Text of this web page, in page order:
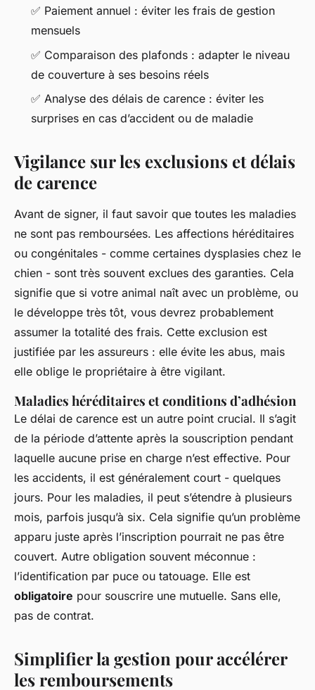
✅ Paiement annuel : éviter les frais de gestion
mensuels
✅ Comparaison des plafonds : adapter le niveau
de couverture à ses besoins réels
✅ Analyse des délais de carence : éviter les
surprises en cas d’accident ou de maladie
Vigilance sur les exclusions et délais
de carence
Avant de signer, il faut savoir que toutes les maladies
ne sont pas remboursées. Les affections héréditaires
ou congénitales - comme certaines dysplasies chez le
chien - sont très souvent exclues des garanties. Cela
signifie que si votre animal naît avec un problème, ou
le développe très tôt, vous devrez probablement
assumer la totalité des frais. Cette exclusion est
justifiée par les assureurs : elle évite les abus, mais
elle oblige le propriétaire à être vigilant.
Maladies héréditaires et conditions d’adhésion
Le délai de carence est un autre point crucial. Il s’agit
de la période d’attente après la souscription pendant
laquelle aucune prise en charge n’est effective. Pour
les accidents, il est généralement court - quelques
jours. Pour les maladies, il peut s’étendre à plusieurs
mois, parfois jusqu’à six. Cela signifie qu’un problème
apparu juste après l’inscription pourrait ne pas être
couvert. Autre obligation souvent méconnue :
l’identification par puce ou tatouage. Elle est
obligatoire pour souscrire une mutuelle. Sans elle,
pas de contrat.
Simplifier la gestion pour accélérer
les remboursements